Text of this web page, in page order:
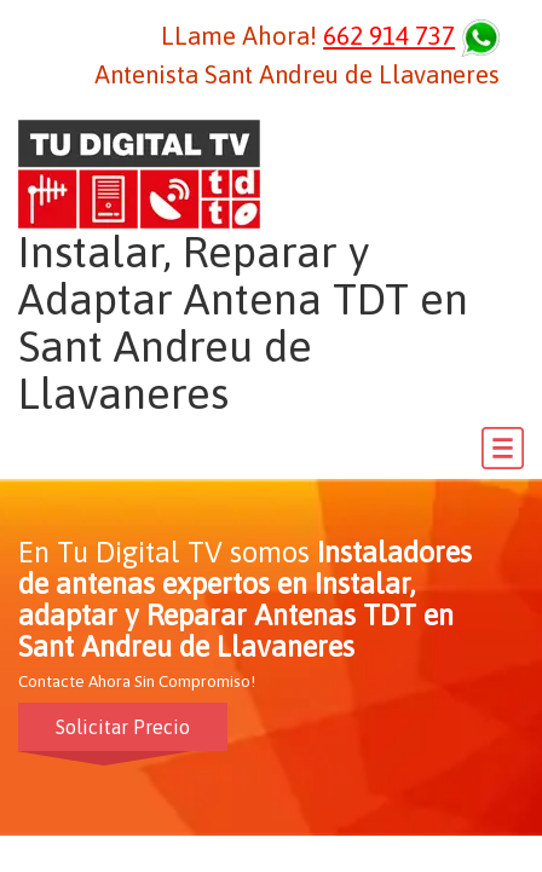
LLame Ahora! 662 914 737
Antenista Sant Andreu de Llavaneres
Instalar, Reparar y
Adaptar Antena TDT en
Sant Andreu de
Llavaneres
En Tu Digital TV somos Instaladores
de antenas expertos en Instalar,
adaptar y Reparar Antenas TDT en
Sant Andreu de Llavaneres
Contacte Ahora Sin Compromiso!
Solicitar Precio